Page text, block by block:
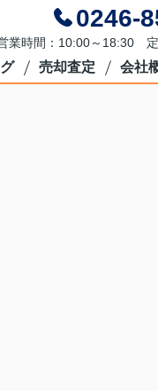
0246-
業時間：10:00～18:30
売却査定 会社